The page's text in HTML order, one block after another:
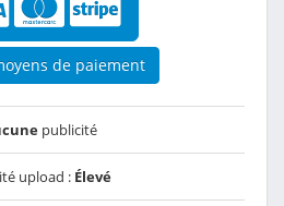
de paiement
publicité
upload : Élevé